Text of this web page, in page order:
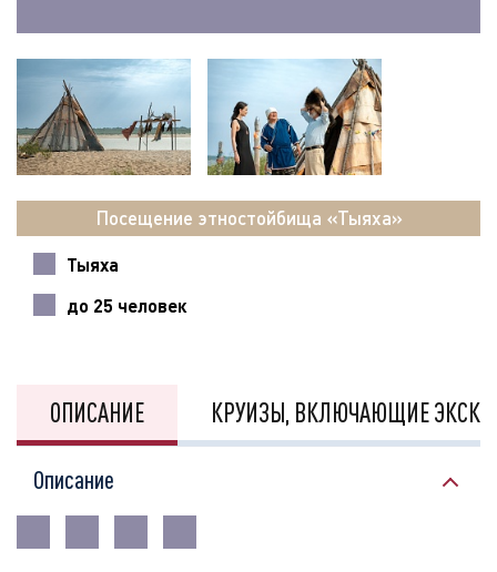
Посещение этностойбища «Тыяха»
Тыяха
до 25 человек
ОПИСАНИЕ КРУИЗЫ, ВКЛЮЧАЮЩИЕ
Описание